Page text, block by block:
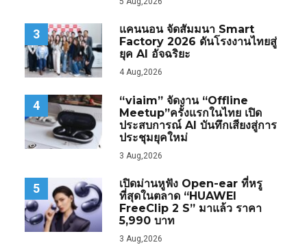
3
แคนนอน จัดสัมมนา Smart
Factory 2026 ดันโรงงานไทยสู่
ยุค AI อัจฉริยะ
4 Aug,2026
4
“viaim” จัดงาน “Offline
Meetup”ครั้งแรกในไทย เปิด
ประสบการณ์ AI บันทึกเสียงสู่การ
ประชุมยุคใหม่
3 Aug,2026
5
เปิดม่านหูฟัง Open-ear ที่หรู
ที่สุดในตลาด “HUAWEI
FreeClip 2 S” มาแล้ว ราคา
5,990 บาท
3 Aug,2026